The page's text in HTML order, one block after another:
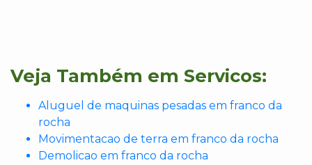
Veja Também em Servicos:
Aluguel de maquinas pesadas em franco da
rocha
Movimentacao de terra em franco da rocha
Demolicao em franco da rocha